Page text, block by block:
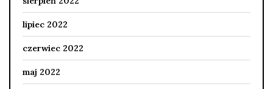
lipiec 2022
czerwiec 2022
maj 2022